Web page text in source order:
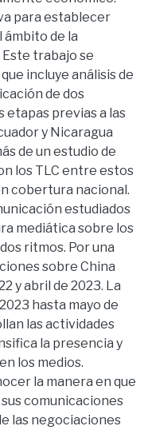
para establecer
de la
trabajo se
incluye análisis de
de dos
etapas previas a las
y Nicaragua
de un estudio de
los TLC entre estos
cobertura nacional.
estudiados
mediática sobre los
ritmos. Por una
sobre China
y abril de 2023. La
hasta mayo de
las actividades
la presencia y
los medios.
la manera en que
comunicaciones
las negociaciones